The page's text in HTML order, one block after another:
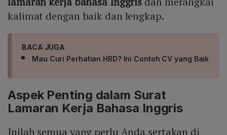
kalimat dengan baik dan lengkap.
BACA JUGA
Mau Curi Perhatian HRD? Ini Contoh CV yang Baik
Aspek Penting dalam Surat
Lamaran Kerja Bahasa Inggris
Inilah semua yang perlu Anda sertakan di